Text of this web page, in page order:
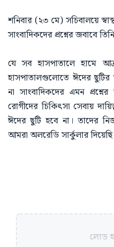
শনিবার (২৩ মে) সচিবালয়ে
সাংবাদিকদের প্রশ্নের জবাবে
যে সব হাসপাতালে হামে
হাসপাতালগুলোতে ঈদের ছুটির
না সাংবাদিকদের এমন প্রশ্নের
রোগীদের চিকিৎসা সেবায়
ঈদের ছুটি হবে না। তাদের
আমরা অলরেডি সার্কুলার
লোড